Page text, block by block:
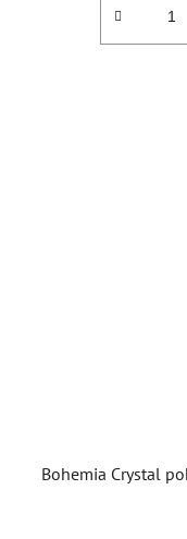
Bohemia Crystal